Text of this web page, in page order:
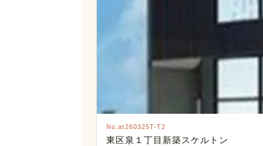
No.at260325T-T2
東区泉１丁目新築スケルトン